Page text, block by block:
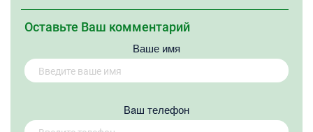
Оставьте Ваш комментарий
Ваше имя
Вaш телефон